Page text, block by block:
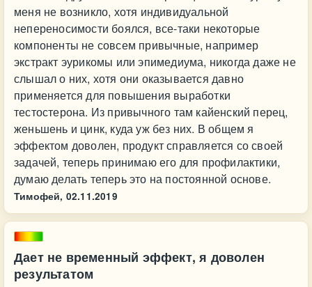
меня не возникло, хотя индивидуальной
непереносимости боялся, все-таки некоторые
компоненты не совсем привычные, например
экстракт эурикомы или эпимедиума, никогда даже не
слышал о них, хотя они оказывается давно
применяется для повышения выработки
тестостерона. Из привычного там кайенский перец,
женьшень и цинк, куда уж без них. В общем я
эффектом доволен, продукт справляется со своей
задачей, теперь принимаю его для профилактики,
думаю делать теперь это на постоянной основе.
Тимофей, 02.11.2019
Дает не временный эффект, я доволен
результатом